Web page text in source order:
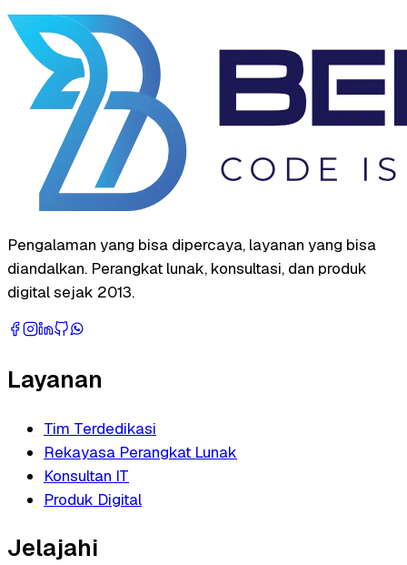
Pengalaman yang bisa dipercaya, layanan yang bisa
diandalkan. Perangkat lunak, konsultasi, dan produk
digital sejak 2013.
Layanan
Tim Terdedikasi
Rekayasa Perangkat Lunak
Konsultan IT
Produk Digital
Jelajahi